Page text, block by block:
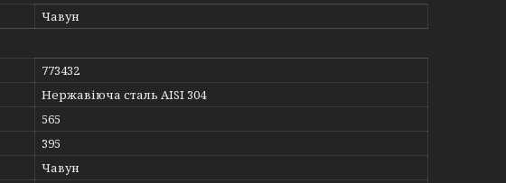
Чавун
773432
Нержавіюча сталь AISI 304
565
395
Чавун